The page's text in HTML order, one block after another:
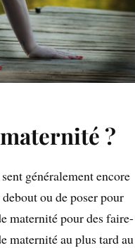
?
généralement encore
ou de poser pour
maternité pour des faire-
maternité au plus tard au